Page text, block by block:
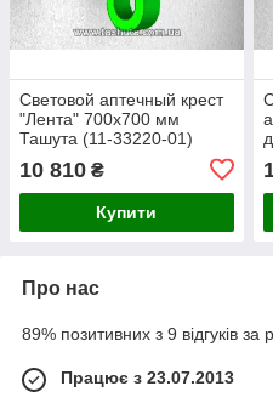
Световой аптечный крест
"Лента" 700х700 мм
Ташута (11-33220-01)
10 810 ₴
Купити
Про нас
89% позитивних з 9 відгуків за
Працює з 23.07.2013